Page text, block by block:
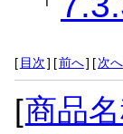
[ 目次] [前へ] [次へ
[商品